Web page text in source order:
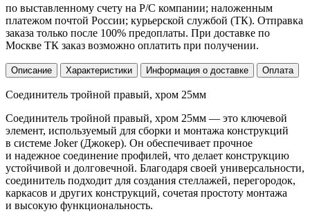
по выставленному счету на Р/С компании; наложенным
платежом почтой России; курьерской службой (ТК). Отправка
заказа только после 100% предоплаты. При доставке по
Москве ТК заказ возможно оплатить при получении.
Описание Характеристики Информация о доставке Оплата
Соединитель тройной правый, хром 25мм
Соединитель тройной правый, хром 25мм — это ключевой
элемент, используемый для сборки и монтажа конструкций
в системе Joker (Джокер). Он обеспечивает прочное
и надежное соединение профилей, что делает конструкцию
устойчивой и долговечной. Благодаря своей универсальности,
соединитель подходит для создания стеллажей, перегородок,
каркасов и других конструкций, сочетая простоту монтажа
и высокую функциональность.